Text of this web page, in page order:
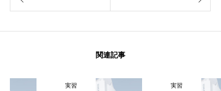
関連記事